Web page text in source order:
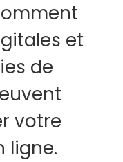
et
de
votre
ligne.